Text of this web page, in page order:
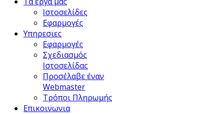
Ιστοσελίδες
Εφαρμογές
Υπηρεσιες
Εφαρμογές
Σχεδιασμός
Ιστοσελίδας
Προσέλαβε έναν
Webmaster
Τρόποι Πληρωμής
Επικοινωνια